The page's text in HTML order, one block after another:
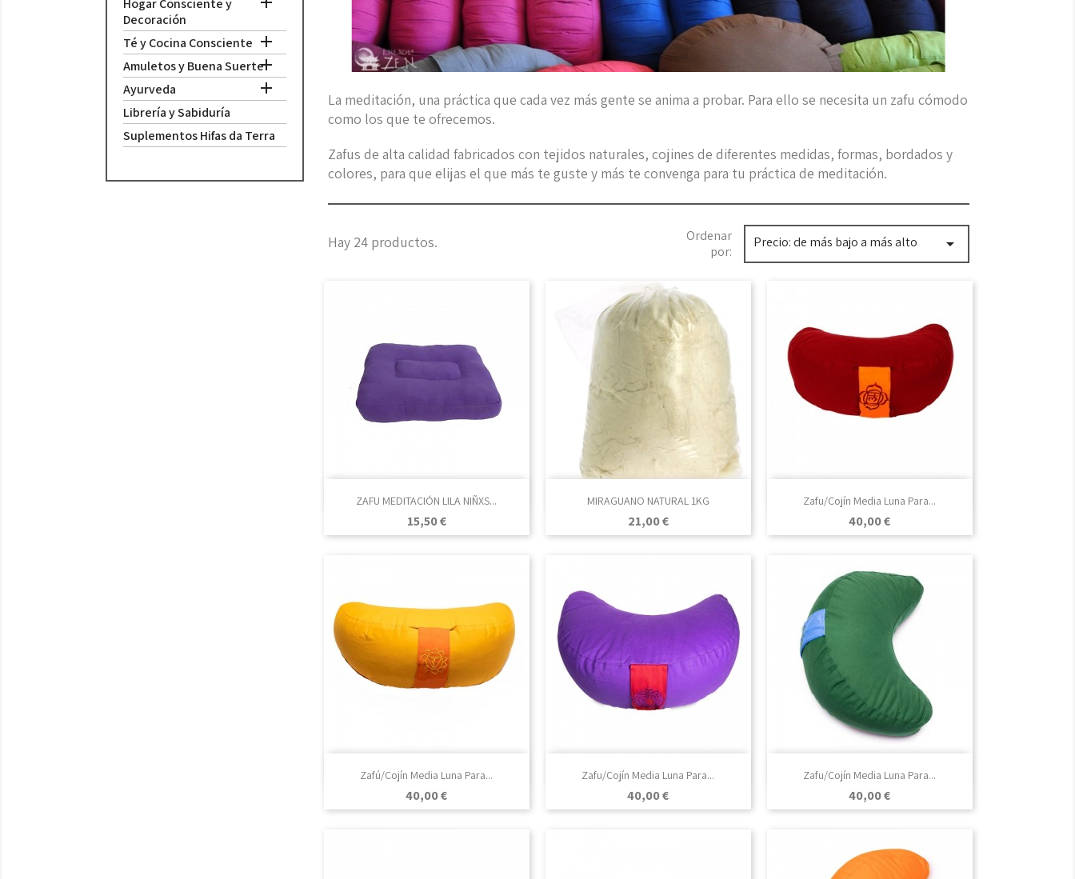
Hogar Consciente y
Decoración
Té y Cocina Consciente 
Amuletos y Buena Suerte
Ayurveda 
Librería y Sabiduría
Suplementos Hifas da Terra
La meditación, una práctica que cada vez más gente se anima a probar. Para ello se necesita un zafu cómodo
como los que te ofrecemos.
Zafus de alta calidad fabricados con tejidos naturales, cojines de diferentes medidas, formas, bordados y
colores, para que elijas el que más te guste y más te convenga para tu práctica de meditación.
Hay 24 productos.
Ordenar
por:
Precio: de más bajo a más alto 
ZAFU MEDITACIÓN LILA NIÑXS...
Precio
15,50 €
Vista rápida MIRAGUANO NATURAL 1KG
Precio
21,00 €
Vista rápida Zafu/Cojín Media Luna Para...
Precio
40,00 €
Vista rápida
Zafú/Cojín Media Luna Para...
Precio
40,00 €
Vista rápida Zafu/Cojín Media Luna Para...
Precio
40,00 €
Vista rápida Zafu/Cojín Media Luna Para...
Precio
40,00 €
Vista rápida